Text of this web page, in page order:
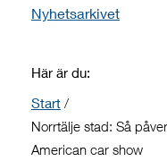
Nyhetsarkivet
Här är du:
Start /
Norrtälje stad: Så
American car show